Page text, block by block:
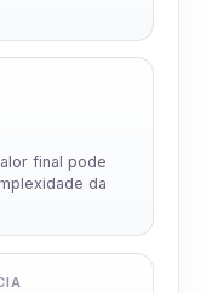
final pode
da